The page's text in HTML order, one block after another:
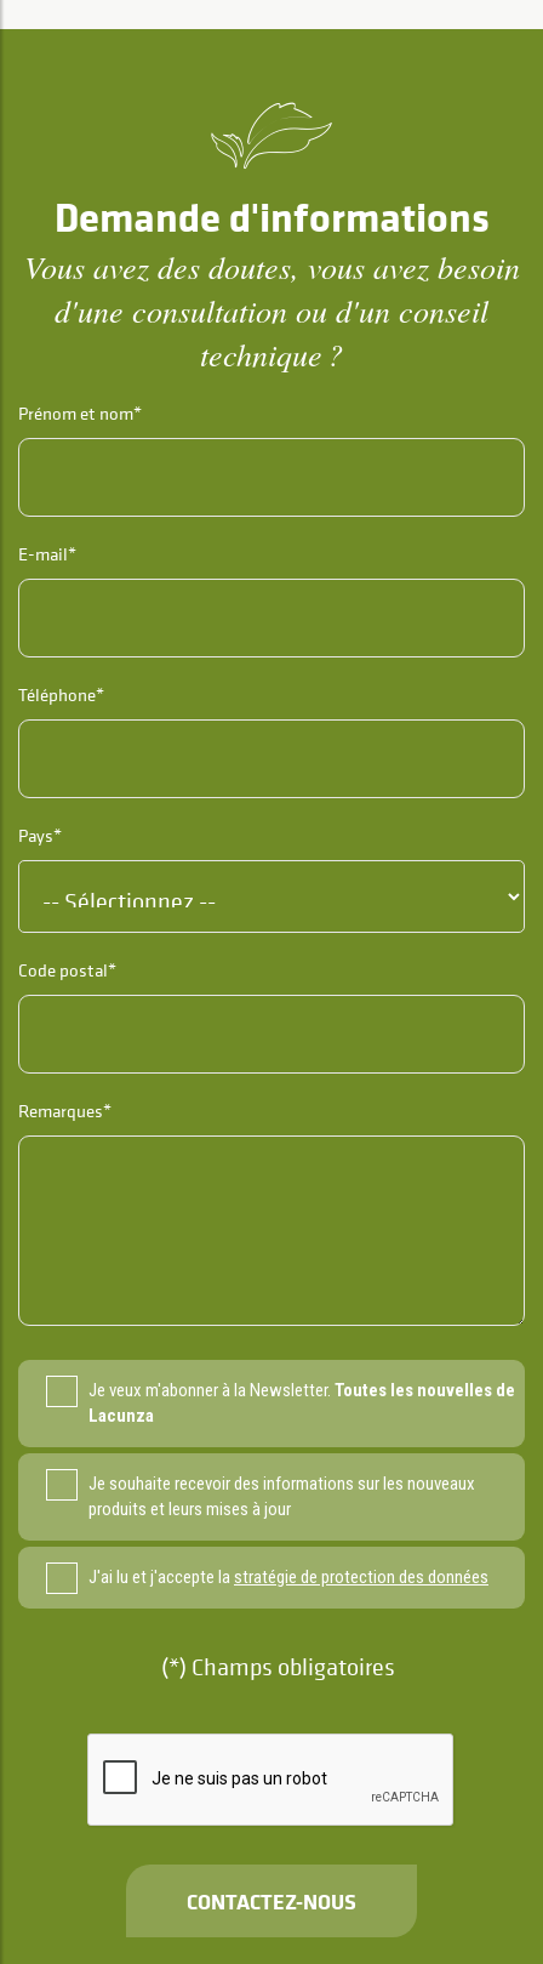
Demande d'informations
Vous avez des doutes, vous avez besoin
d'une consultation ou d'un conseil
technique ?
Prénom et nom*
E-mail*
Téléphone*
Pays*
Code postal*
Remarques*
Je veux m'abonner à la Newsletter. Toutes les nouvelles de
Lacunza
Je souhaite recevoir des informations sur les nouveaux
produits et leurs mises à jour
J'ai lu et j'accepte lastratégie de protection des données
(*) Champs obligatoires
CONTACTEZ-NOUS